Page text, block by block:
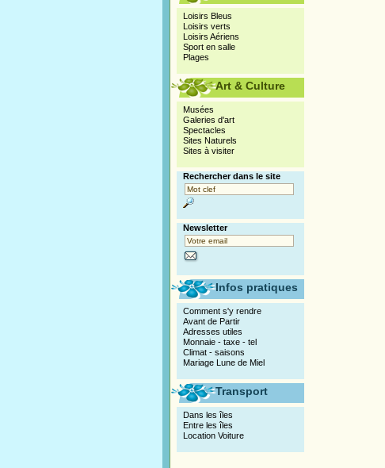
Loisirs Bleus
Loisirs verts
Loisirs Aériens
Sport en salle
Plages
Art & Culture
Musées
Galeries d'art
Spectacles
Sites Naturels
Sites à visiter
Rechercher dans le site
Newsletter
Infos pratiques
Comment s'y rendre
Avant de Partir
Adresses utiles
Monnaie - taxe - tel
Climat - saisons
Mariage Lune de Miel
Transport
Dans les îles
Entre les îles
Location Voiture